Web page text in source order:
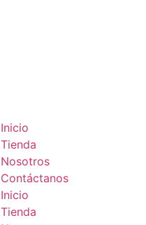
Inicio
Tienda
Nosotros
Contáctanos
Inicio
Tienda